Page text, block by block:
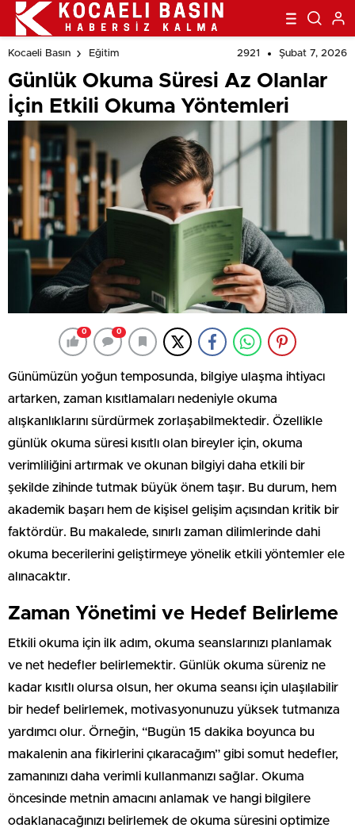
Kocaeli Basın Eğitim 2921 Şubat 7, 2026
Günlük Okuma Süresi Az Olanlar
İçin Etkili Okuma Yöntemleri
0 0
Günümüzün yoğun temposunda, bilgiye ulaşma ihtiyacı
artarken, zaman kısıtlamaları nedeniyle okuma
alışkanlıklarını sürdürmek zorlaşabilmektedir. Özellikle
günlük okuma süresi kısıtlı olan bireyler için, okuma
verimliliğini artırmak ve okunan bilgiyi daha etkili bir
şekilde zihinde tutmak büyük önem taşır. Bu durum, hem
akademik başarı hem de kişisel gelişim açısından kritik bir
faktördür. Bu makalede, sınırlı zaman dilimlerinde dahi
okuma becerilerini geliştirmeye yönelik etkili yöntemler ele
alınacaktır.
Zaman Yönetimi ve Hedef Belirleme
Etkili okuma için ilk adım, okuma seanslarınızı planlamak
ve net hedefler belirlemektir. Günlük okuma süreniz ne
kadar kısıtlı olursa olsun, her okuma seansı için ulaşılabilir
bir hedef belirlemek, motivasyonunuzu yüksek tutmanıza
yardımcı olur. Örneğin, “Bugün 15 dakika boyunca bu
makalenin ana fikirlerini çıkaracağım” gibi somut hedefler,
zamanınızı daha verimli kullanmanızı sağlar. Okuma
öncesinde metnin amacını anlamak ve hangi bilgilere
odaklanacağınızı belirlemek de okuma süresini optimize